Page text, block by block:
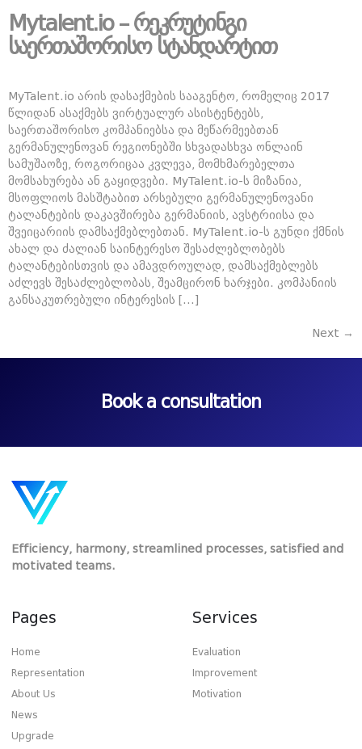
Mytalent.io – რეკრუტინგი
საერთაშორისო სტანდარტით
MyTalent.io არის დასაქმების სააგენტო, რომელიც 2017
წლიდან ასაქმებს ვირტუალურ ასისტენტებს,
საერთაშორისო კომპანიებსა და მეწარმეებთან
გერმანულენოვან რეგიონებში სხვადასხვა ონლაინ
სამუშაოზე, როგორიცაა კვლევა, მომხმარებელთა
მომსახურება ან გაყიდვები. MyTalent.io-ს მიზანია,
მსოფლიოს მასშტაბით არსებული გერმანულენოვანი
ტალანტების დაკავშირება გერმანიის, ავსტრიისა და
შვეიცარიის დამსაქმებლებთან. MyTalent.io-ს გუნდი ქმნის
ახალ და ძალიან საინტერესო შესაძლებლობებს
ტალანტებისთვის და ამავდროულად, დამსაქმებლებს
აძლევს შესაძლებლობას, შეამცირონ ხარჯები. კომპანიის
განსაკუთრებული ინტერესის […]
Next →
Book a consultation
Efficiency, harmony, streamlined processes, satisfied and
motivated teams.
Pages
Home
Representation
About Us
News
Upgrade
Services
Evaluation
Improvement
Motivation